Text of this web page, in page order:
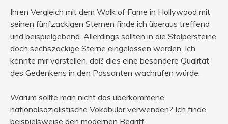
Ihren Vergleich mit dem Walk of Fame in Hollywood mit
seinen fünfzackigen Sternen finde ich überaus treffend
und beispielgebend. Allerdings sollten in die Stolpersteine
doch sechszackige Sterne eingelassen werden. Ich
könnte mir vorstellen, daß dies eine besondere Qualität
des Gedenkens in den Passanten wachrufen würde.
Warum sollte man nicht das überkommene
nationalsozialistische Vokabular verwenden? Ich finde
beispielsweise den modernen Begriff